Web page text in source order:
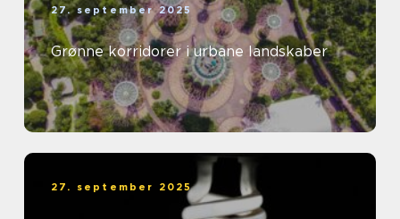
27. september 2025
Grønne korridorer i urbane landskaber
27. september 2025